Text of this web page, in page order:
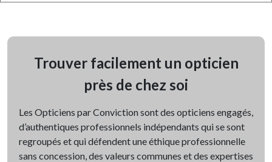
Trouver facilement un opticien
près de chez soi
Les Opticiens par Conviction sont des opticiens engagés,
d’authentiques professionnels indépendants qui se sont
regroupés et qui défendent une éthique professionnelle
sans concession, des valeurs communes et des expertises